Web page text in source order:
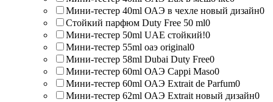
Мини-тестер 40ml ОАЭ в чехле новый дизайн0
Стойкий парфюм Duty Free 50 ml0
Мини-тестер 50ml UAE стойкий!0
Мини-тестер 55ml оаэ original0
Мини-тестер 58ml Dubai Duty Free0
Мини-тестер 60ml ОАЭ Cappi Maso0
Мини-тестер 60ml ОАЭ Extrait de Parfum0
Мини-тестер 62ml ОАЭ Extrait новый дизайн0